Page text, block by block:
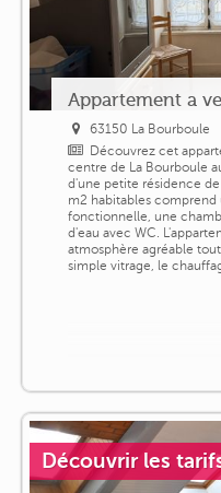
Appartement a
63150 La Bourboule
Découvrez cet
centre de La Bourboule
d'une petite résidence
m2 habitables
fonctionnelle, une
d'eau avec WC.
atmosphère agréable
simple vitrage, le
Découvrir les